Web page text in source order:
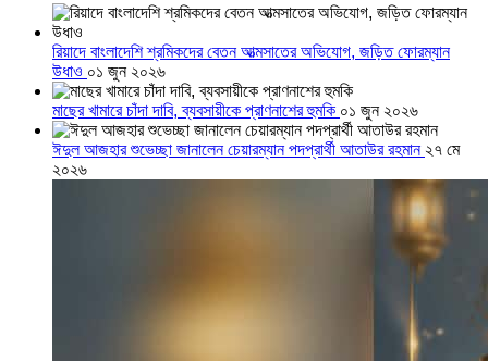
রিয়াদে বাংলাদেশি শ্রমিকদের বেতন আত্মসাতের অভিযোগ, জড়িত ফোরম্যান
উধাও ০১ জুন ২০২৬
মাছের খামারে চাঁদা দাবি, ব্যবসায়ীকে প্রাণনাশের হুমকি ০১ জুন ২০২৬
ঈদুল আজহার শুভেচ্ছা জানালেন চেয়ারম্যান পদপ্রার্থী আতাউর রহমান ২৭ মে
২০২৬